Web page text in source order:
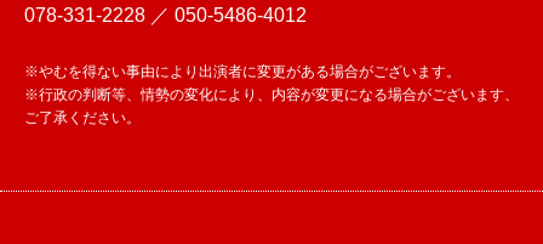
078-331-2228 ／ 050-5486-4012
※やむを得ない事由により出演者に変更がある場合がございます。
※行政の判断等、情勢の変化により、内容が変更になる場合がございます、
ご了承ください。